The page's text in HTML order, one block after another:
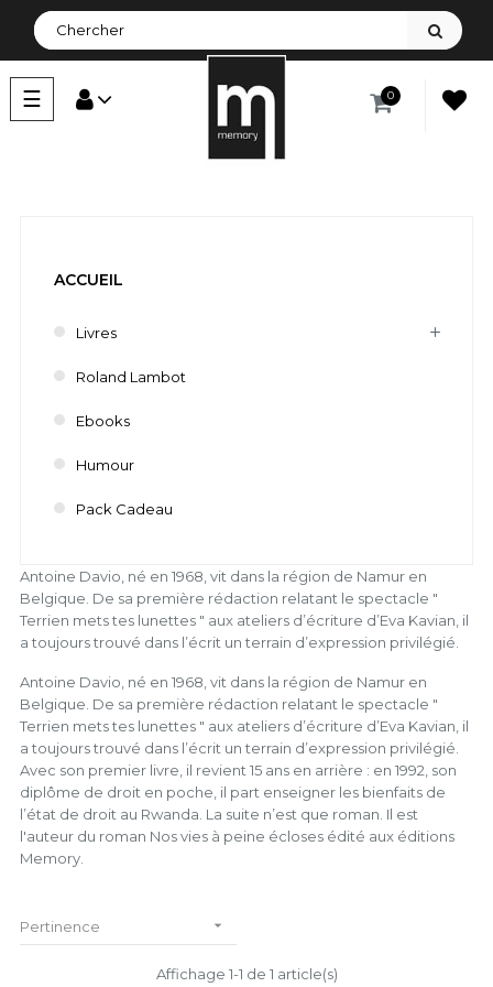
Basculer
la
☰ 0
ACCUEIL
Livres
Roland Lambot
Ebooks
Humour
Pack Cadeau
Antoine Davio, né en 1968, vit dans la région de Namur en
Belgique. De sa première rédaction relatant le spectacle "
Terrien mets tes lunettes " aux ateliers d’écriture d’Eva Kavian, il
a toujours trouvé dans l’écrit un terrain d’expression privilégié.
Antoine Davio, né en 1968, vit dans la région de Namur en
Belgique. De sa première rédaction relatant le spectacle "
Terrien mets tes lunettes " aux ateliers d’écriture d’Eva Kavian, il
a toujours trouvé dans l’écrit un terrain d’expression privilégié.
Avec son premier livre, il revient 15 ans en arrière : en 1992, son
diplôme de droit en poche, il part enseigner les bienfaits de
l’état de droit au Rwanda. La suite n’est que roman. Il est
l'auteur du roman Nos vies à peine écloses édité aux éditions
Memory.
Pertinence 
Affichage 1-1 de 1 article(s)